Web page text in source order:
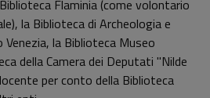
Flaminia (come volontario
la Biblioteca di Archeologia e
la Biblioteca Museo
della Camera dei Deputati "Nilde
per conto della Biblioteca